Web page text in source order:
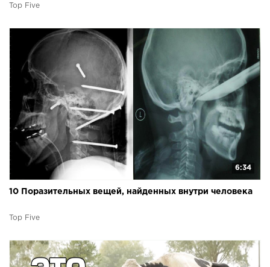
Top Five
6:34
10 Поразительных вещей, найденных внутри человека
Top Five